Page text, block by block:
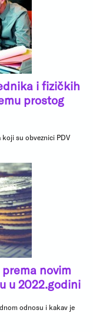
i fizičkih
prostog
su obveznici PDV
novim
u 2022.godini
odnosu i kakav je